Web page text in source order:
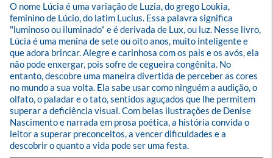
O nome Lúcia é uma variação de Luzia, do grego Loukia,
feminino de Lúcio, do latim Lucius. Essa palavra significa
"luminoso ou iluminado" e é derivada de Lux, ou luz. Nesse livro,
Lúcia é uma menina de sete ou oito anos, muito inteligente e
que adora brincar. Alegre e carinhosa com os pais e os avós, ela
não pode enxergar, pois sofre de cegueira congênita. No
entanto, descobre uma maneira divertida de perceber as cores
no mundo a sua volta. Ela sabe usar como ninguém a audição, o
olfato, o paladar e o tato, sentidos aguçados que lhe permitem
superar a deficiência visual. Com belas ilustrações de Denise
Nascimento e narrada em prosa poética, a história convida o
leitor a superar preconceitos, a vencer dificuldades e a
descobrir o quanto a vida pode ser uma festa.